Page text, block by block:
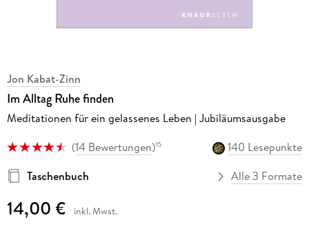
Jon Kabat-Zinn
Im Alltag Ruhe finden
Meditationen für ein gelassenes Leben | Jubiläumsausgabe
(14 Bewertungen)15
140 Lesepunkte
Taschenbuch
Alle 3 Formate
14,00 € inkl. Mwst.